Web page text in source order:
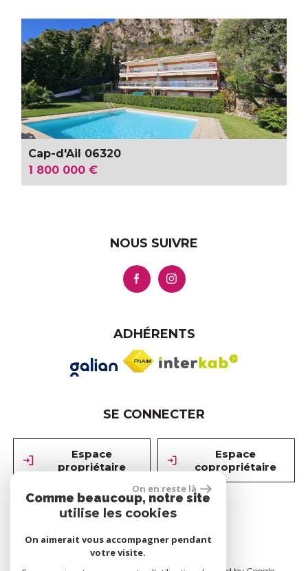
Cap-d'Ail 06320
1 800 000 €
NOUS SUIVRE
ADHÉRENTS
SE CONNECTER
Espace
propriétaire
Espace
copropriétaire
réalisé par
On en reste là
Comme beaucoup, notre site
utilise les cookies
On aimerait vous accompagner pendant
votre visite.